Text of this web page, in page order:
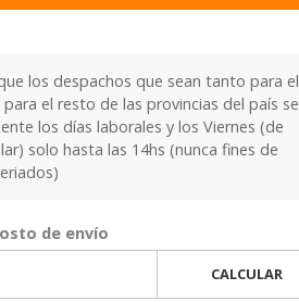
los despachos que sean tanto para el
el resto de las provincias del país se
los días laborales y los Viernes (de
solo hasta las 14hs (nunca fines de
de envío
CALCULAR